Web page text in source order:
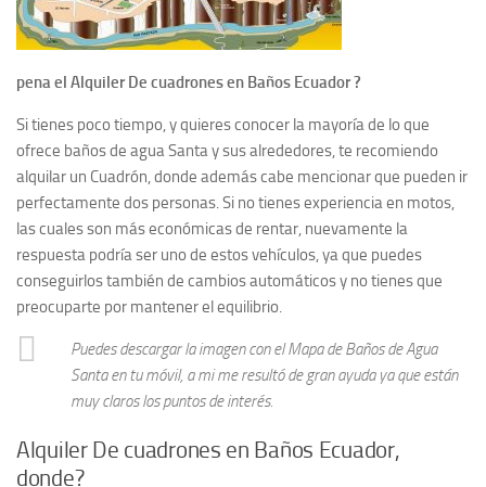
pena el Alquiler De cuadrones en Baños Ecuador ?
Si tienes poco tiempo, y quieres conocer la mayoría de lo que
ofrece baños de agua Santa y sus alrededores, te recomiendo
alquilar un Cuadrón, donde además cabe mencionar que pueden ir
perfectamente dos personas. Si no tienes experiencia en motos,
las cuales son más económicas de rentar, nuevamente la
respuesta podría ser uno de estos vehículos, ya que puedes
conseguirlos también de cambios automáticos y no tienes que
preocuparte por mantener el equilibrio.
Puedes descargar la imagen con el Mapa de Baños de Agua
Santa en tu móvil, a mi me resultó de gran ayuda ya que están
muy claros los puntos de interés.
Alquiler De cuadrones en Baños Ecuador,
donde?